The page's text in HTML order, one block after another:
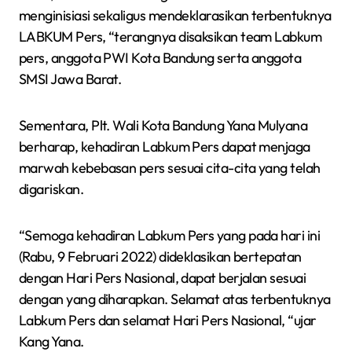
menginisiasi sekaligus mendeklarasikan terbentuknya
LABKUM Pers, “terangnya disaksikan team Labkum
pers, anggota PWI Kota Bandung serta anggota
SMSI Jawa Barat.
Sementara, Plt. Wali Kota Bandung Yana Mulyana
berharap, kehadiran Labkum Pers dapat menjaga
marwah kebebasan pers sesuai cita-cita yang telah
digariskan.
“Semoga kehadiran Labkum Pers yang pada hari ini
(Rabu, 9 Februari 2022) dideklasikan bertepatan
dengan Hari Pers Nasional, dapat berjalan sesuai
dengan yang diharapkan. Selamat atas terbentuknya
Labkum Pers dan selamat Hari Pers Nasional, “ujar
Kang Yana.